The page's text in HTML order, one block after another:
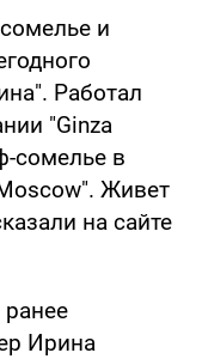
и
Работал
"Ginza
сомелье в
Живет
на сайте
Ирина